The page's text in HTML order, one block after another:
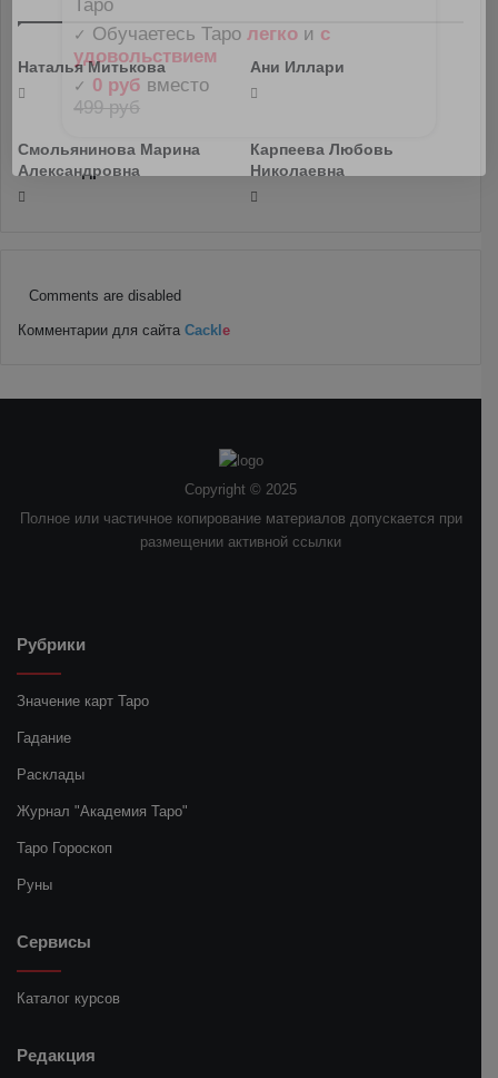
Наталья Митькова Ани Иллари
Смольянинова Марина
Александровна
Карпеева Любовь
Николаевна
Comments are disabled
Комментарии для сайта Cackl e
Copyright © 2025
Полное или частичное копирование материалов допускается при
размещении активной ссылки
Рубрики
Значение карт Таро
Гадание
Расклады
Журнал "Академия Таро"
Таро Гороскоп
Руны
Сервисы
Каталог курсов
Редакция
Таро
✓ Обучаетесь Таролегко и с
удовольствием
✓ 0 руб вместо
499 руб